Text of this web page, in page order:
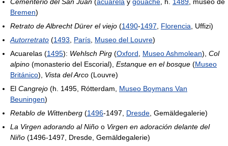
Bremen)
Retrato de Albrecht Dürer el viejo (1490-1497 Florencia , Uffizi)
Autorretrato (1493 París Museo del Louvre)
Acuarelas (1495): Wehlsch Pirg (Oxford Museo Ashmolean), Col
alpino (monasterio del Escorial), Estanque en el bosque (Museo
Británico), Vista del Arco (Louvre)
El Cangrejo (h. 1495, Rótterdam, Museo Boymans Van
Beuningen)
Retablo de Wittenberg (1496-1497, Dresde , Gemäldegalerie)
La Virgen adorando al Niño o Virgen en adoración delante del
Niño (1496-1497, Dresde, Gemäldegalerie)